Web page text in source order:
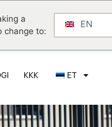
a
change to:
EN
KKK ET